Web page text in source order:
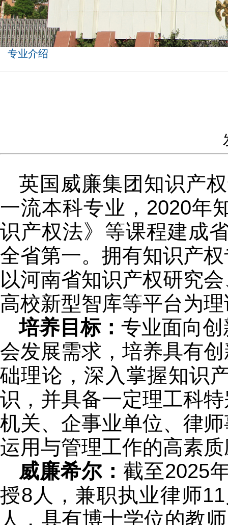
专业介绍
英国威廉集团知识产
一流本科专业，2020年
识产权法》等课程建成
全省第一。拥有知识产
以河南省知识产权研究
高校新型智库等平台为
培养目标： 专业面向
会发展需求，培养具有
础理论，深入掌握知识
识，并具备一定理工科
机关、企事业单位、律
运用与管理工作的高素
威廉希尔： 截至2025
授8人，兼职执业律师
人，具有博士学位的教